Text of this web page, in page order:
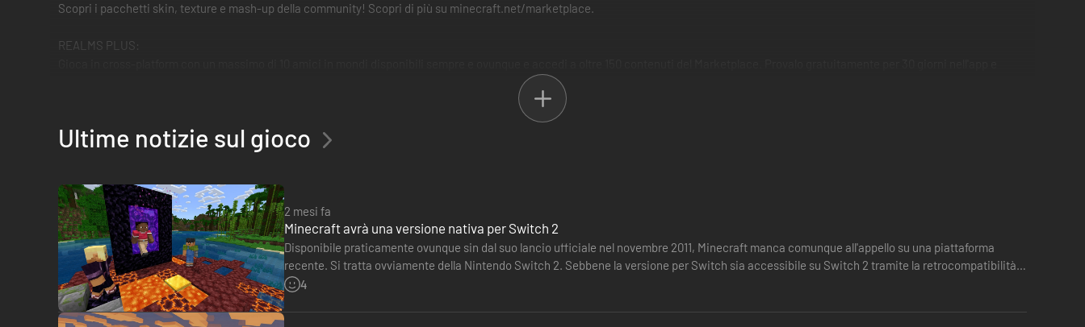
Scopri i pacchetti skin, texture e mash-up della community! Scopri di più su minecraft.net/marketplace.
REALMS PLUS:
Inoltre, puoi anche giocare a Minecraft con Xbox Game Pass: dai un'occhiata al sito xbox.com/gamepass.
Ultime notizie sul gioco
2 mesi fa
Minecraft avrà una versione nativa per Switch 2
Disponibile praticamente ovunque sin dal suo lancio ufficiale nel novembre 2011, Minecraft manca comunque all'appello su una piattaforma
recente. Si tratta ovviamente della Nintendo Switch 2. Sebbene la versione per Switch sia accessibile su Switch 2 tramite la retrocompatibilità,
un porting nativo…
4